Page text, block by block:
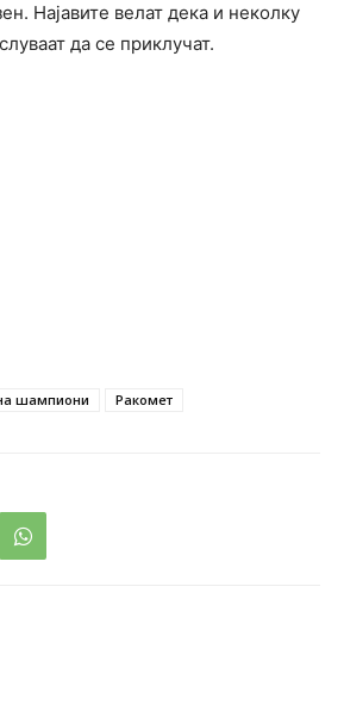
Најавите велат дека и неколку
да се приклучат.
шампиони Ракомет